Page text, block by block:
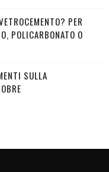
PER
POLICARBONATO O
SULLA